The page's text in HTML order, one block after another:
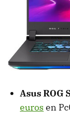
Asus ROG
euros en